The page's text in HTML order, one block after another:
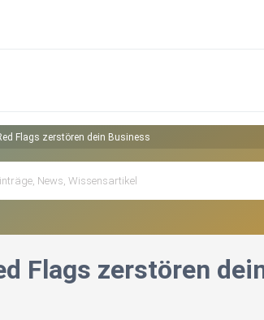
Flags zerstören dein Business
Flags zerstören